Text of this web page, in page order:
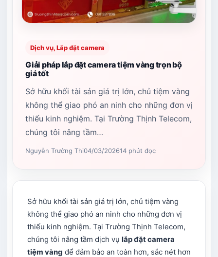
Dịch vụ, Lắp đặt camera
Giải pháp lắp đặt camera tiệm vàng trọn bộ
giá tốt
Sở hữu khối tài sản giá trị lớn, chủ tiệm vàng
không thể giao phó an ninh cho những đơn vị
thiếu kinh nghiệm. Tại Trường Thịnh Telecom,
chúng tôi nâng tầm…
Nguyễn Trường Thi04/03/202614 phút đọc
Sở hữu khối tài sản giá trị lớn, chủ tiệm vàng
không thể giao phó an ninh cho những đơn vị
thiếu kinh nghiệm. Tại Trường Thịnh Telecom,
chúng tôi nâng tầm dịch vụ lắp đặt camera
tiệm vàng để đảm bảo an toàn hơn, sắc nét hơn